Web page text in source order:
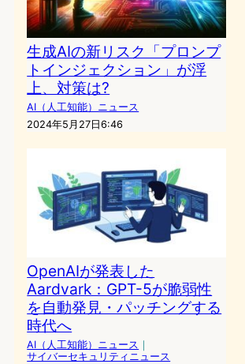
生成AIの新リスク「プロンプ
トインジェクション」が浮
上、対策は?
AI（人工知能）ニュース
2024年5月27日6:46
OpenAIが発表した
Aardvark：GPT-5が脆弱性
を自動発見・パッチングする
時代へ
AI（人工知能）ニュース ｜
サイバーセキュリティニュース